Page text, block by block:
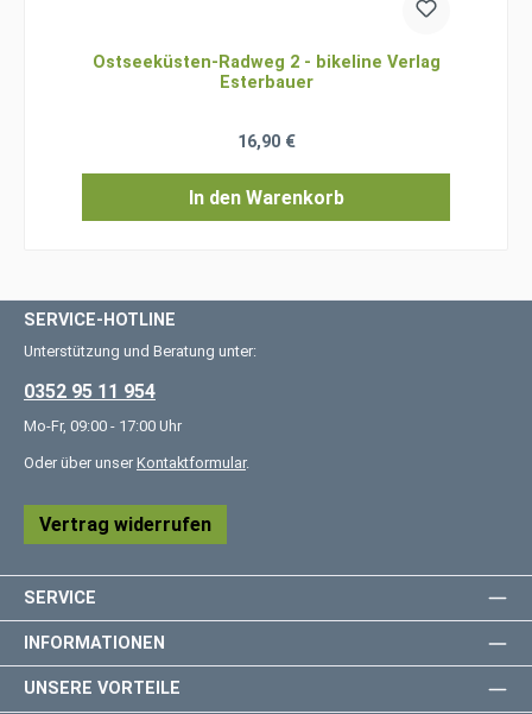
Ostseeküsten-Radweg 2 - bikeline Verlag
Esterbauer
Regulärer Preis:
16,90 €
In den Warenkorb
SERVICE-HOTLINE
Unterstützung und Beratung unter:
0352 95 11 954
Mo-Fr, 09:00 - 17:00 Uhr
Oder über unser Kontaktformular.
Vertrag widerrufen
SERVICE
INFORMATIONEN
UNSERE VORTEILE